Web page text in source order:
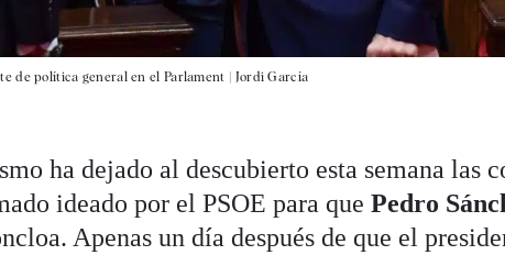
de política general en el Parlament | Jordi García
ha dejado al descubierto esta semana las
ideado por el PSOE para quePedro
Apenas un día después de que el